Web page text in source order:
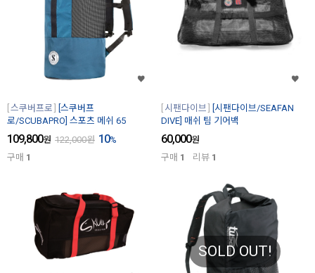
스쿠버프로
[스쿠버프
로/SCUBAPRO] 스포츠 메쉬 65
109,800원 122,000원 10%
구매 1
시팬다이브
[시팬다이브/SEAFAN
DIVE] 매쉬 팀 기어백
60,000원
구매 1 리뷰 1
SOLD OUT!